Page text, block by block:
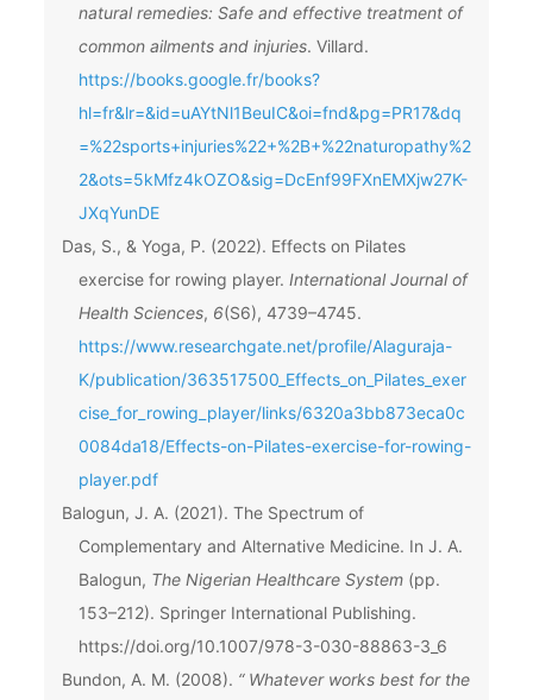
natural remedies: Safe and effective treatment of
common ailments and injuries. Villard.
https://books.google.fr/books?
hl=fr&lr=&id=uAYtNl1BeuIC&oi=fnd&pg=PR17&dq
=%22sports+injuries%22+%2B+%22naturopathy%2
2&ots=5kMfz4kOZO&sig=DcEnf99FXnEMXjw27K-
JXqYunDE
Das, S., & Yoga, P. (2022). Effects on Pilates
exercise for rowing player. International Journal of
Health Sciences, 6(S6), 4739–4745.
https://www.researchgate.net/profile/Alaguraja-
K/publication/363517500_Effects_on_Pilates_exer
cise_for_rowing_player/links/6320a3bb873eca0c
0084da18/Effects-on-Pilates-exercise-for-rowing-
player.pdf
Balogun, J. A. (2021). The Spectrum of
Complementary and Alternative Medicine. In J. A.
Balogun, The Nigerian Healthcare System(pp.
153–212). Springer International Publishing.
https://doi.org/10.1007/978-3-030-88863-3_6
Bundon, A. M. (2008). “ Whatever works best for the